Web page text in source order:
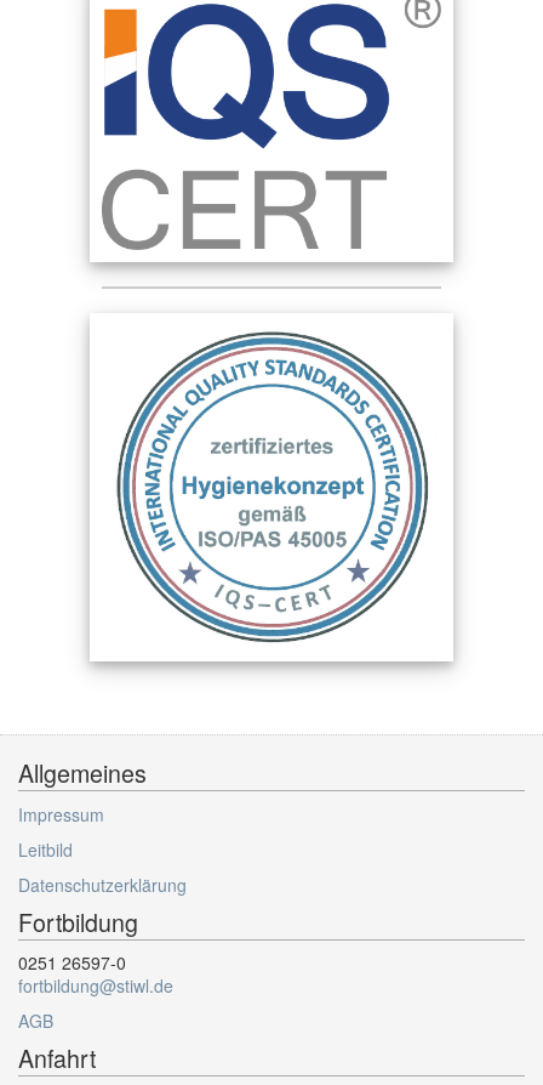
Allgemeines
Impressum
Leitbild
Datenschutzerklärung
Fortbildung
0251 26597-0
fortbildung@stiwl.de
AGB
Anfahrt